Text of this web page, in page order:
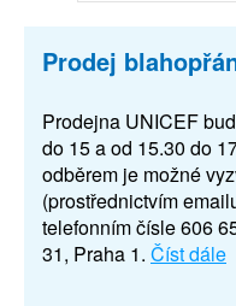
Prodej
Prodejna UNICEF
do 15 a od 15.30 do
odběrem je možné
(prostřednictvím
telefonním čísle 606
31, Praha 1. Číst dále